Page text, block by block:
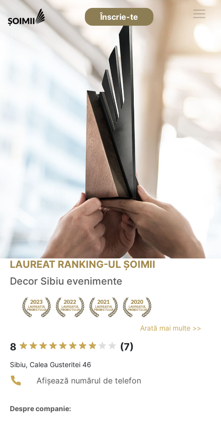
Înscrie-te
LAUREAT RANKING-UL ȘOIMII
Decor Sibiu evenimente
Arată mai multe >>
8 (7)
Sibiu, Calea Gusteritei 46
Afișează numărul de telefon
Despre companie: